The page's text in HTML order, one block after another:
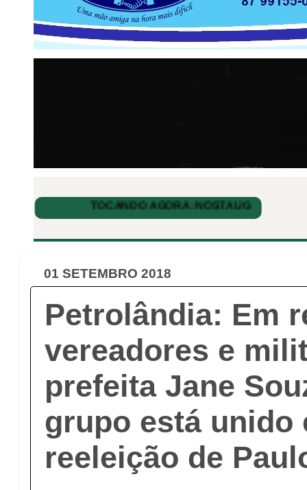
01 SETEMBRO 2018
Petrolândia: Em
vereadores e
prefeita Jane
grupo está unido
reeleição de